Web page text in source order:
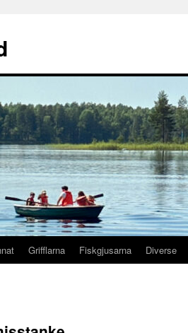
Grifflarna Fiskgjusarna Diverse